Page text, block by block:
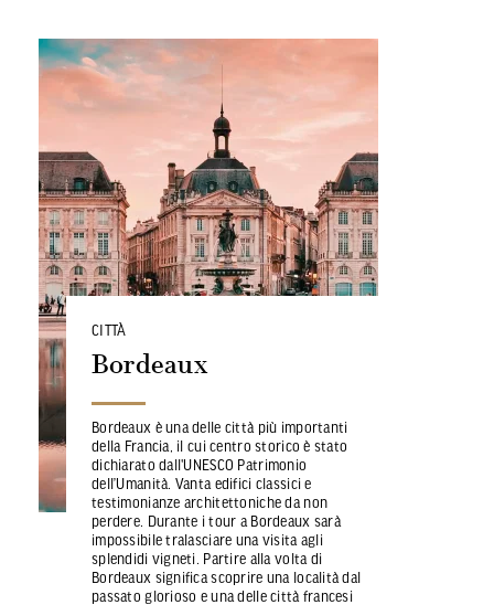
CITTÀ
Bordeaux
Bordeaux è una delle città più importanti
della Francia, il cui centro storico è stato
dichiarato dall'UNESCO Patrimonio
dell’Umanità. Vanta edifici classici e
testimonianze architettoniche da non
perdere. Durante i tour a Bordeaux sarà
impossibile tralasciare una visita agli
splendidi vigneti. Partire alla volta di
Bordeaux significa scoprire una località dal
passato glorioso e una delle città francesi